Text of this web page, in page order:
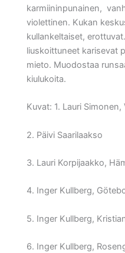
karmiininpunainen,
violettinen. Kukan
kullankeltaiset,
liuskoittuneet karisevat
mieto. Muodostaa
kiulukoita.
Kuvat: 1. Lauri Simonen,
2. Päivi Saarilaakso
3. Lauri Korpijaakko,
4. Inger Kullberg,
5. Inger Kullberg,
6. Inger Kullberg,